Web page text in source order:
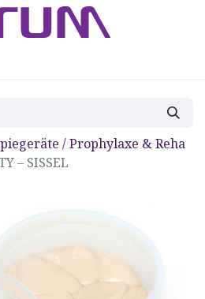
/ Prophylaxe & Reha
– SISSEL